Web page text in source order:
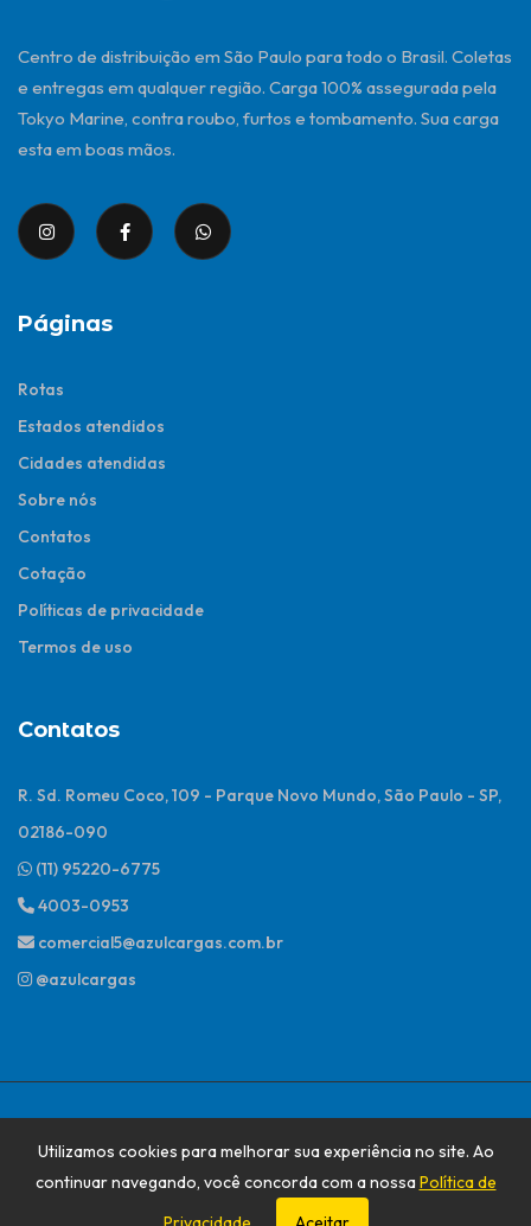
Centro de distribuição em São Paulo para todo o Brasil. Coletas
e entregas em qualquer região. Carga 100% assegurada pela
Tokyo Marine, contra roubo, furtos e tombamento. Sua carga
esta em boas mãos.
Páginas
Rotas
Estados atendidos
Cidades atendidas
Sobre nós
Contatos
Cotação
Políticas de privacidade
Termos de uso
Contatos
R. Sd. Romeu Coco, 109 - Parque Novo Mundo, São Paulo - SP,
02186-090
(11) 95220-6775
4003-0953
comercial5@azulcargas.com.br
@azulcargas
Utilizamos cookies para melhorar sua experiência no site. Ao
continuar navegando, você concorda com a nossa Política de